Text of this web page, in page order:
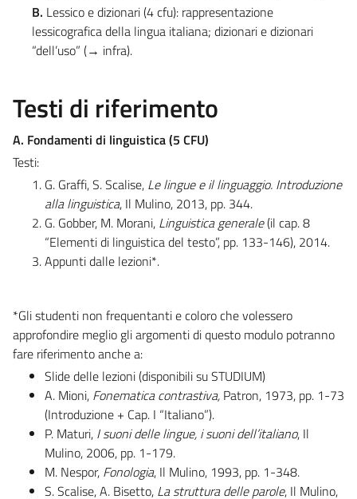
B. Lessico e dizionari (4 cfu): rappresentazione
lessicografica della lingua italiana; dizionari e dizionari
“dell’uso” (→ infra).
Testi di riferimento
A. Fondamenti di linguistica (5 CFU)
Testi:
G. Graffi, S. Scalise, Le lingue e il linguaggio. Introduzione
alla linguistica, Il Mulino, 2013, pp. 344.
G. Gobber, M. Morani, Linguistica generale(il cap. 8
“Elementi di linguistica del testo”, pp. 133-146), 2014.
Appunti dalle lezioni*.
*Gli studenti non frequentanti e coloro che volessero
approfondire meglio gli argomenti di questo modulo potranno
fare riferimento anche a:
Slide delle lezioni (disponibili su STUDIUM)
A. Mioni, Fonematica contrastiva, Patron, 1973, pp. 1-73
(Introduzione + Cap. I “Italiano”).
P. Maturi, I suoni delle lingue, i suoni dell’italiano, Il
Mulino, 2006, pp. 1-179.
M. Nespor, Fonologia, Il Mulino, 1993, pp. 1-348.
S. Scalise, A. Bisetto, La struttura delle parole, Il Mulino,